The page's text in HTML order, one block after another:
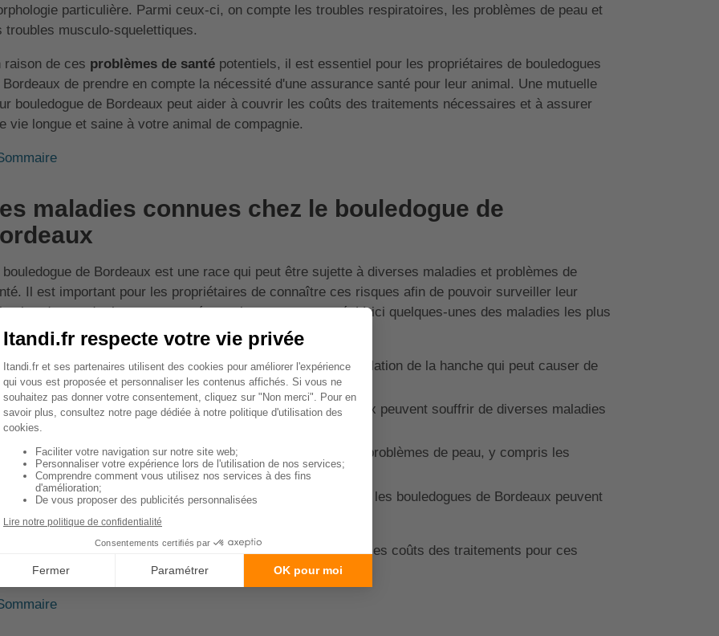
particulière. Parmi ceux-ci, on compte les troubles respiratoires, les problèmes de peau et
troubles musculo-squelettiques.
raison de ces problèmes de santépotentiels, il est essentiel pour les propriétaires de bouledogues
Bordeaux de prendre en compte la nécessité d'une assurance santé pour leur animal. Une mutuelle
bouledogue de Bordeaux peut aider à couvrir les coûts des traitements nécessaires et à assurer
vie longue et saine à votre animal de compagnie.
maladies connues chez le bouledogue de
bouledogue de Bordeaux est une race qui peut être sujette à diverses maladies et problèmes de
Il est important pour les propriétaires de connaître ces risques afin de pouvoir surveiller leur
et de prendre les mesures nécessaires pour sa santé. Voici quelques-unes des maladies les plus
chez cette race :
Dysplasie de la hanche :C'est une malformation de l'articulation de la hanche qui peut causer de
la douleur et de l'arthrite.
Problèmes cardiaques :Certains bouledogues de Bordeaux peuvent souffrir de diverses maladies
cardiaques.
Problèmes de peau :Cette race peut être sujette à divers problèmes de peau, y compris les
allergies et les infections.
Problèmes respiratoires :En raison de leur museau court, les bouledogues de Bordeaux peuvent
avoir des problèmes respiratoires.
mutuelle pour bouledogue de Bordeaux peut aider à couvrir les coûts des traitements pour ces